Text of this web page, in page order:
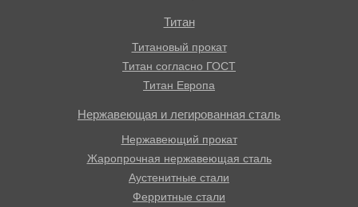
Титан
Титановый прокат
Титан согласно ГОСТ
Титан Европа
Нержавеющая и легированная сталь
Нержавеющий прокат
Жаропрочная нержавеющая сталь
Аустенитные стали
Ферритные стали